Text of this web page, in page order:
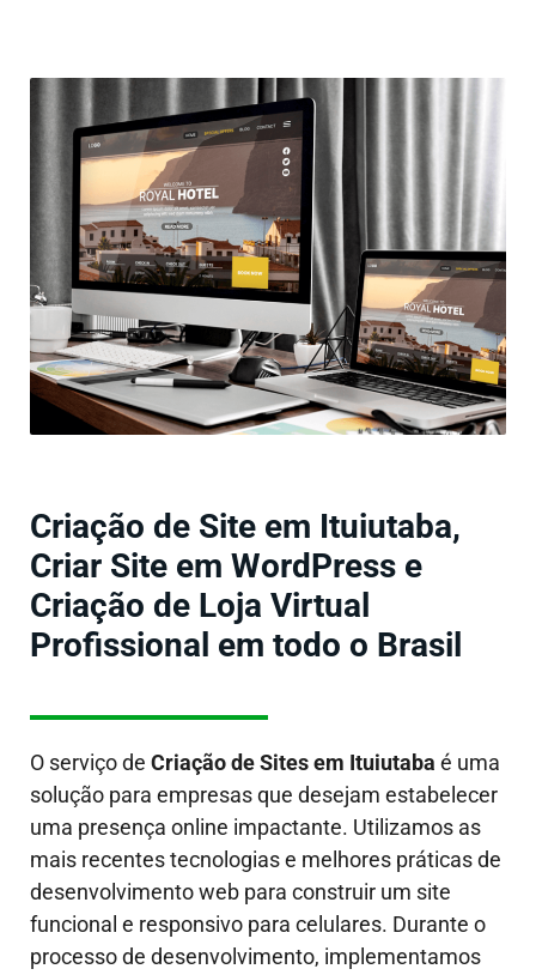
Criação de Site em Ituiutaba,
Criar Site em WordPress e
Criação de Loja Virtual
Profissional em todo o Brasil
O serviço de Criação de Sites em Ituiutaba é uma
solução para empresas que desejam estabelecer
uma presença online impactante. Utilizamos as
mais recentes tecnologias e melhores práticas de
desenvolvimento web para construir um site
funcional e responsivo para celulares. Durante o
processo de desenvolvimento, implementamos